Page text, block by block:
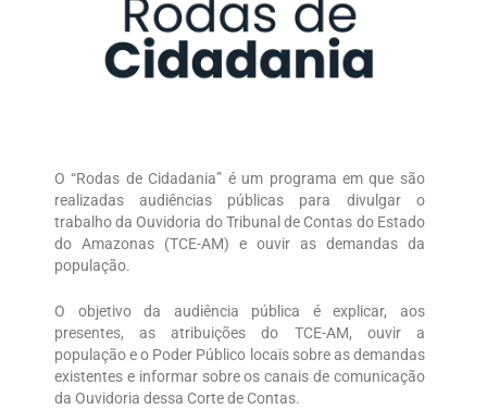
O “Rodas de Cidadania” é um programa em que são
realizadas audiências públicas para divulgar o
trabalho da Ouvidoria do Tribunal de Contas do Estado
do Amazonas (TCE-AM) e ouvir as demandas da
população.
O objetivo da audiência pública é explicar, aos
presentes, as atribuições do TCE-AM, ouvir a
população e o Poder Público locais sobre as demandas
existentes e informar sobre os canais de comunicação
da Ouvidoria dessa Corte de Contas.